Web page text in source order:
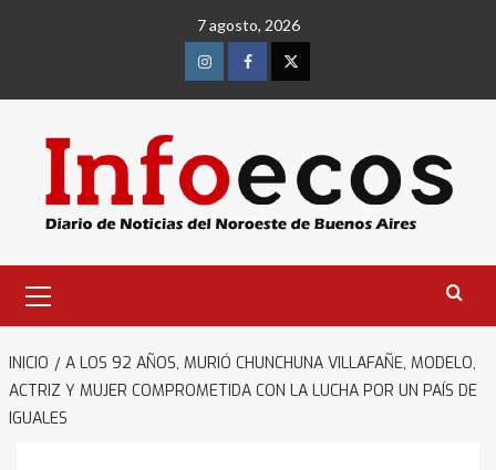
7 agosto, 2026
InstagramFacebookTwitter
primario
INICIO
A LOS 92 AÑOS, MURIÓ CHUNCHUNA VILLAFAÑE, MODELO,
ACTRIZ Y MUJER COMPROMETIDA CON LA LUCHA POR UN PAÍS DE
IGUALES